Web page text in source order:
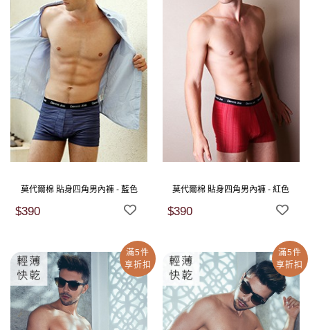
莫代爾棉 貼身四角男內褲 - 藍色
$390
莫代爾棉 貼身四角男內褲 - 紅色
$390
滿5件
享折扣
滿5件
享折扣